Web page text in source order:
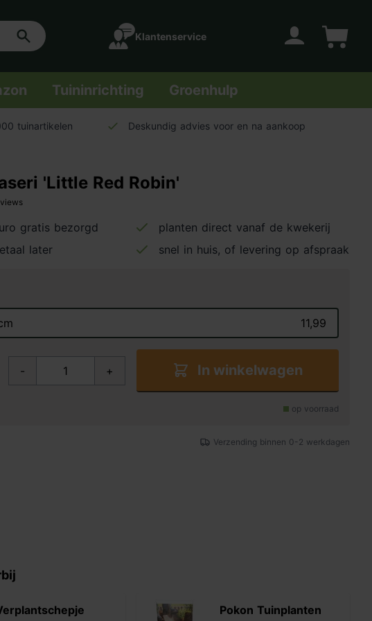
Klantenservice
Tuininrichting Groenhulp
tuinartikelen Deskundig advies voor en na aankoop
'Little Red Robin'
gratis bezorgd
planten direct vanaf de kwekerij
later
snel in huis, of levering op afspraak
11,99
- + In winkelwagen
op voorraad
Verzending binnen 0-2 werkdagen
Pokon Tuinplanten